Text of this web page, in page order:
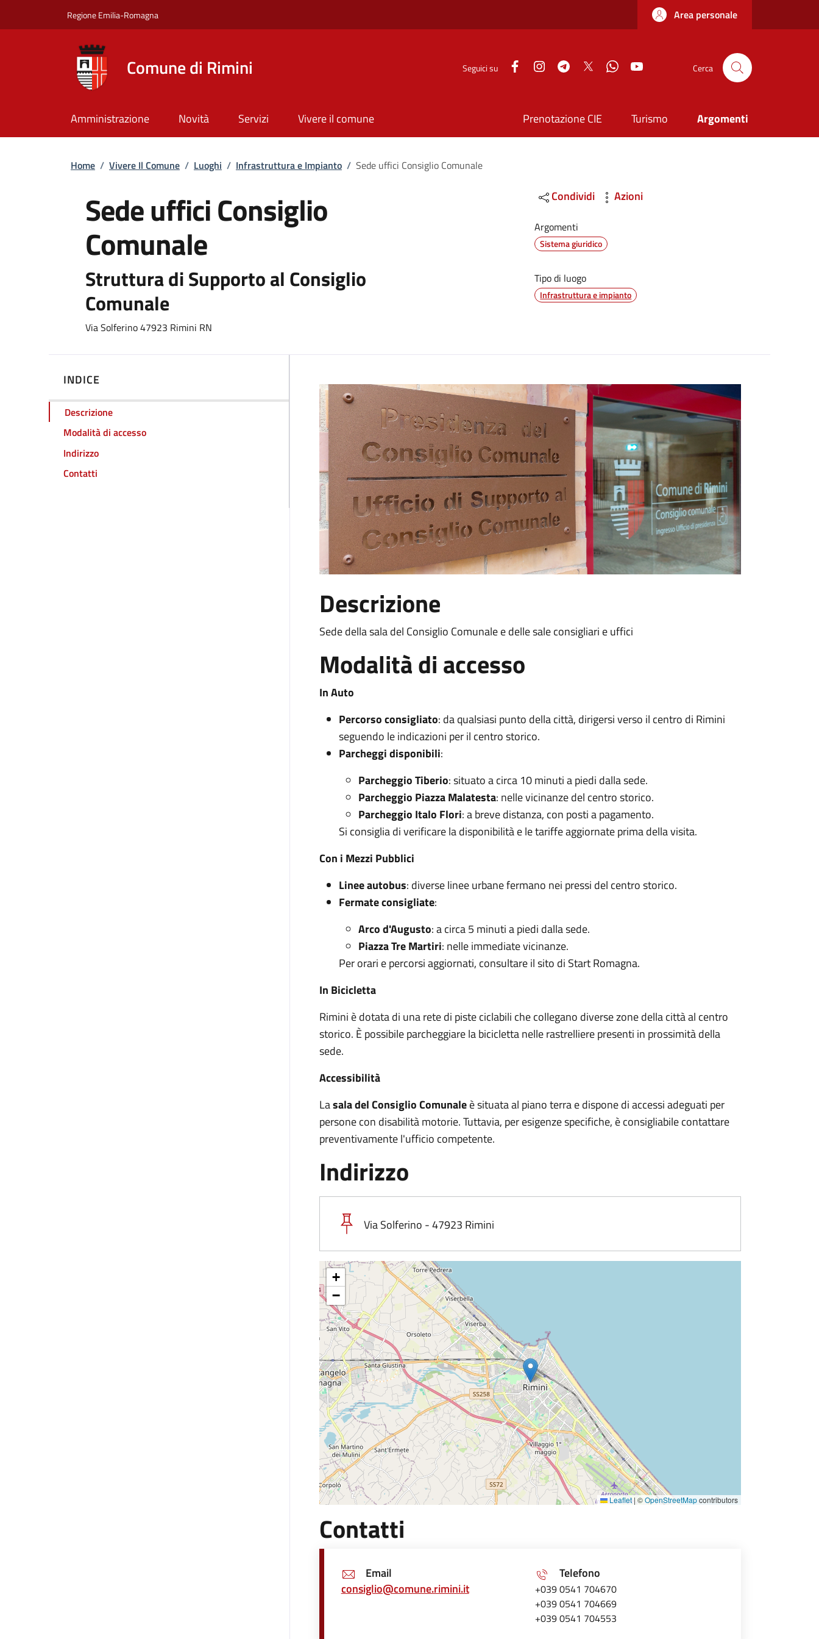
Regione Emilia-Romagna Area personale
Comune di Rimini Seguici su FacebookInstagramTelegramTwitter WhatsApp Cerca
Amministrazione Novità Servizi Vivere il comune Prenotazione CIE Turismo Argomenti
Briciole di pane
Home / Vivere Il Comune / Luoghi / Infrastruttura e Impianto / Sede uffici Consiglio Comunale
Sede uffici Consiglio
Comunale
Struttura di Supporto al Consiglio
Comunale
Dettagli
Via Solferino 47923 Rimini RN
Condividi Azioni
Argomenti
Sistema giuridico
Tipo di luogo
Infrastruttura e impianto
INDICE
Descrizione
Modalità di accesso
Indirizzo
Contatti
Descrizione
Sede della sala del Consiglio Comunale e delle sale consigliari e uffici
Modalità di accesso
In Auto
Percorso consigliato: da qualsiasi punto della città, dirigersi verso il centro di Rimini
seguendo le indicazioni per il centro storico.​
Parcheggi disponibili:
Parcheggio Tiberio: situato a circa 10 minuti a piedi dalla sede.
Parcheggio Piazza Malatesta: nelle vicinanze del centro storico.
Parcheggio Italo Flori: a breve distanza, con posti a pagamento.​
Si consiglia di verificare la disponibilità e le tariffe aggiornate prima della visita.​
Con i Mezzi Pubblici
Linee autobus: diverse linee urbane fermano nei pressi del centro storico.​
Fermate consigliate:
Arco d'Augusto: a circa 5 minuti a piedi dalla sede.
Piazza Tre Martiri: nelle immediate vicinanze.​
Per orari e percorsi aggiornati, consultare il sito di Start Romagna.​
In Bicicletta
Rimini è dotata di una rete di piste ciclabili che collegano diverse zone della città al centro
storico. È possibile parcheggiare la bicicletta nelle rastrelliere presenti in prossimità della
sede.​
Accessibilità
Lasala del Consiglio Comunaleè situata al piano terra e dispone di accessi adeguati per
persone con disabilità motorie. Tuttavia, per esigenze specifiche, è consigliabile contattare
preventivamente l'ufficio competente.​
Indirizzo
Via Solferino - 47923 Rimini
+
−
Leaflet| ©OpenStreetMapcontributors
Contatti
Email
consiglio@comune.rimini.it
Telefono
+039 0541 704670
+039 0541 704669
+039 0541 704553